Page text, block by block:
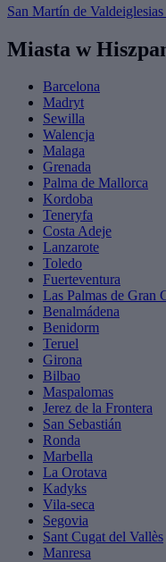
San Martín de
Miasta w
Barcelona
Madryt
Sewilla
Walencja
Malaga
Grenada
Palma de Mallorca
Kordoba
Teneryfa
Costa Adeje
Lanzarote
Toledo
Fuerteventura
Las Palmas de Gran
Benalmádena
Benidorm
Teruel
Girona
Bilbao
Maspalomas
Jerez de la Frontera
San Sebastián
Ronda
Marbella
La Orotava
Kadyks
Vila-seca
Segovia
Sant Cugat del Vallès
Manresa